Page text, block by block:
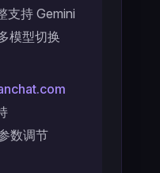
支持 Gemini
模型切换
数调节